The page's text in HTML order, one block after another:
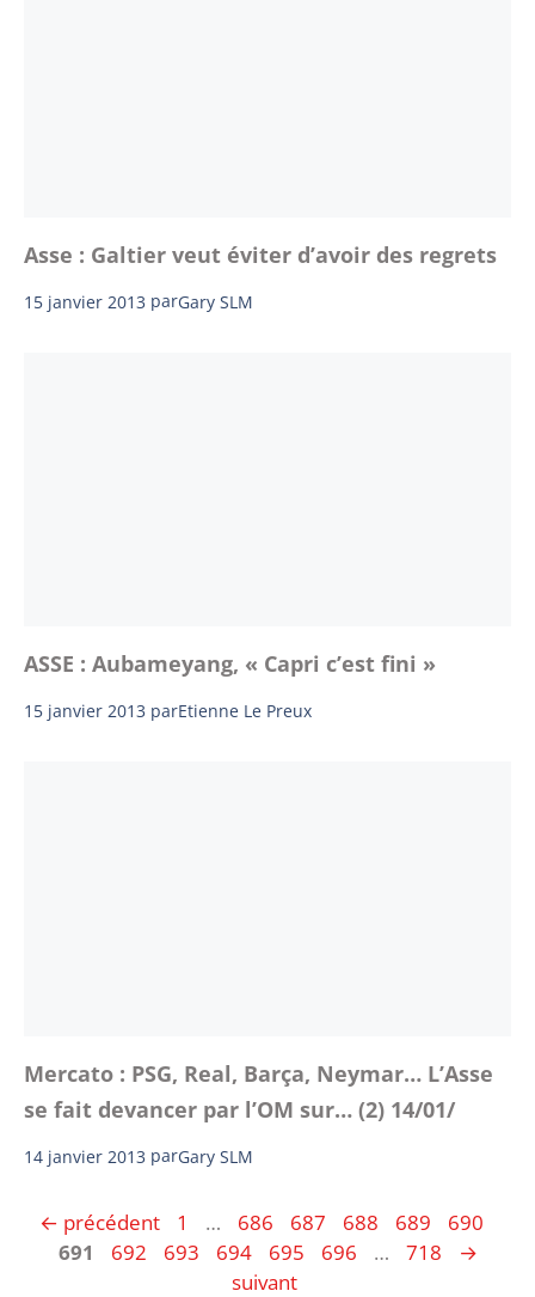
Asse : Galtier veut éviter d’avoir des regrets
15 janvier 2013 parGary SLM
ASSE : Aubameyang, « Capri c’est fini »
15 janvier 2013 parEtienne Le Preux
Mercato : PSG, Real, Barça, Neymar… L’Asse
se fait devancer par l’OM sur… (2) 14/01/
14 janvier 2013 parGary SLM
← précédent Page
1 … Page
686 Page
687 Page
688 Page
689 Page
690
691
Page
692 Page
693 Page
694 Page
695 Page
696 … Page
718
→
suivant